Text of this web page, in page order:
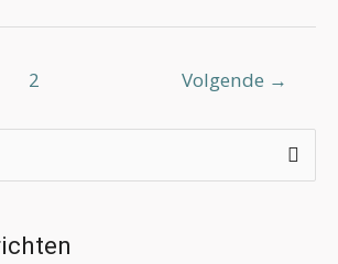
2 Volgende →